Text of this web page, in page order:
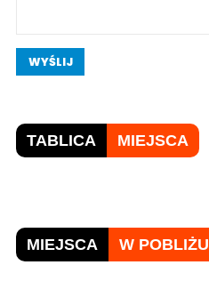
WYŚLIJ
TABLICA MIEJSCA
MIEJSCA W POBLIŻU